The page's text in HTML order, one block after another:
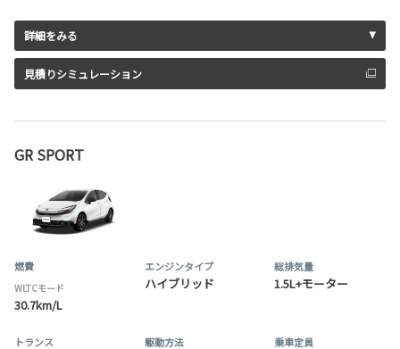
詳細をみる
見積りシミュレーション
GR SPORT
燃費
WLTCモード
30.7km/L
エンジンタイプ
ハイブリッド
総排気量
1.5L+モーター
トランス
駆動方法 乗車定員